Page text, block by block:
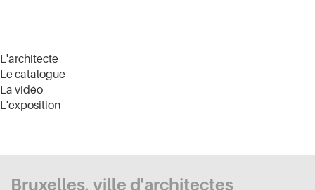
L'architecte
Le catalogue
La vidéo
L'exposition
Bruxelles, ville d'architectes